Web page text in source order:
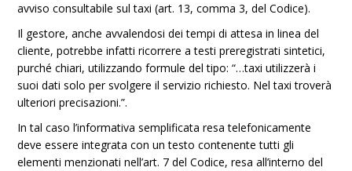
avviso consultabile sul taxi (art. 13, comma 3, del Codice).
Il gestore, anche avvalendosi dei tempi di attesa in linea del
cliente, potrebbe infatti ricorrere a testi preregistrati sintetici,
purché chiari, utilizzando formule del tipo: “…taxi utilizzerà i
suoi dati solo per svolgere il servizio richiesto. Nel taxi troverà
ulteriori precisazioni.”.
In tal caso l’informativa semplificata resa telefonicamente
deve essere integrata con un testo contenente tutti gli
elementi menzionati nell’art. 7 del Codice, resa all’interno del